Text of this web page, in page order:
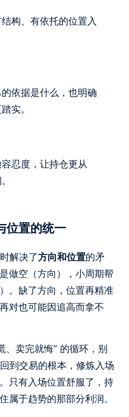
构、有依托的位置入
依据是什么，也明确
实。
忍度，让持仓更从
位置的统一
解决了方向和位置的矛
做空（方向），小周期帮
。缺了方向，位置再精准
对也可能因追高而拿不
、卖完就悔” 的循环，别
到交易的根本，修炼入场
只有入场位置舒服了，持
属于趋势的那部分利润。